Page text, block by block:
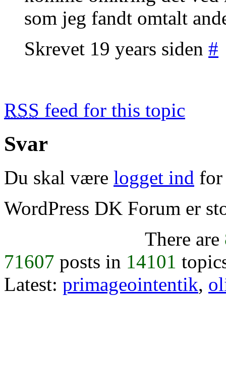
som jeg fandt omtalt
Skrevet 19 years siden #
RSS feed for this topic
Svar
Du skal være logget ind for
WordPress DK Forum er
There are
71607 posts in 14101
Latest: primageointentik,